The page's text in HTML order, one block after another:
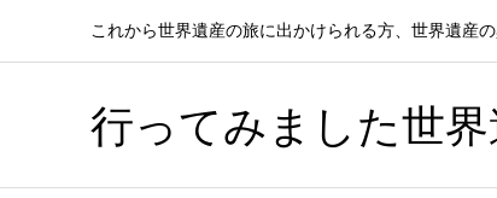
これから世界遺産の旅に出かけられる方、世界遺産
行ってみました世